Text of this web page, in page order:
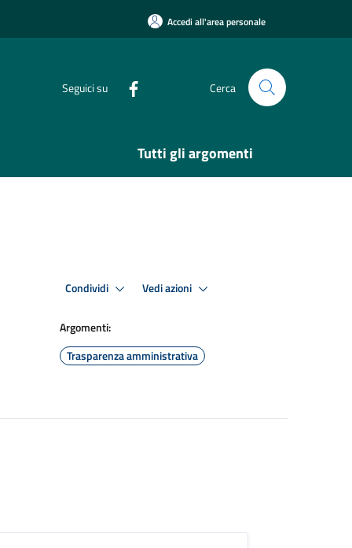
Accedi all'area personale
Seguici su Cerca
Tutti gli argomenti
Condividi Vedi azioni
Argomenti:
Trasparenza amministrativa